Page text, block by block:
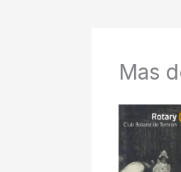
Mas